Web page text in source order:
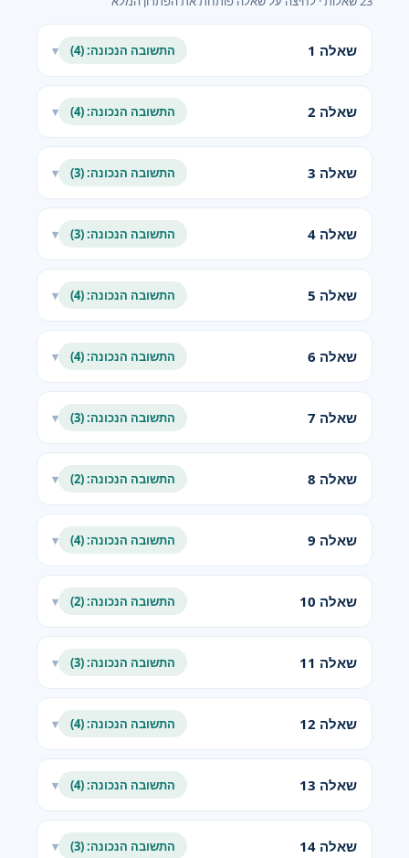
שאלה 1 התשובה הנכונה: (4) ▾
שאלה 2 התשובה הנכונה: (4) ▾
שאלה 3 התשובה הנכונה: (3) ▾
שאלה 4 התשובה הנכונה: (3) ▾
שאלה 5 התשובה הנכונה: (4) ▾
שאלה 6 התשובה הנכונה: (4) ▾
שאלה 7 התשובה הנכונה: (3) ▾
שאלה 8 התשובה הנכונה: (2) ▾
שאלה 9 התשובה הנכונה: (4) ▾
שאלה 10 התשובה הנכונה: (2) ▾
שאלה 11 התשובה הנכונה: (3) ▾
שאלה 12 התשובה הנכונה: (4) ▾
שאלה 13 התשובה הנכונה: (4) ▾
שאלה 14 התשובה הנכונה: (3) ▾